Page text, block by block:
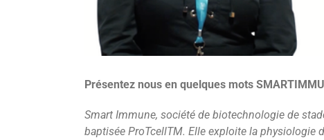
Présentez nous en quelques mots
Smart Immune, société de biotechnologie de
baptisée ProTcellTM. Elle exploite la physiologie